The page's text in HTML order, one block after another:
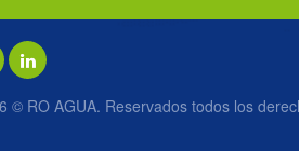
© RO AGUA. Reservados todos los